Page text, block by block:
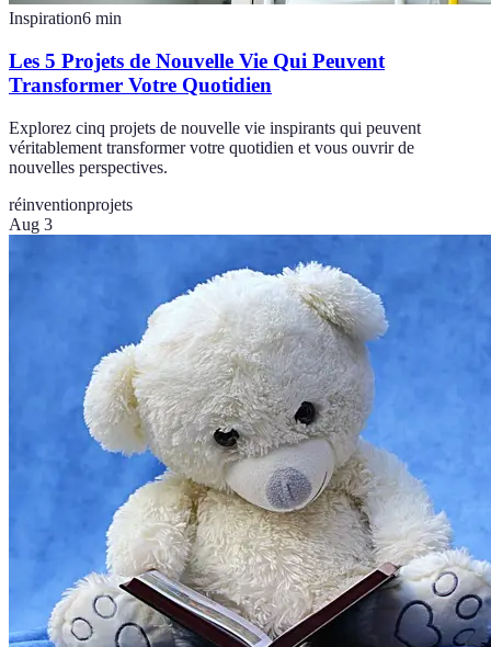
Inspiration6 min
Les 5 Projets de Nouvelle Vie Qui Peuvent
Transformer Votre Quotidien
Explorez cinq projets de nouvelle vie inspirants qui peuvent
véritablement transformer votre quotidien et vous ouvrir de
nouvelles perspectives.
réinventionprojets
Aug 3